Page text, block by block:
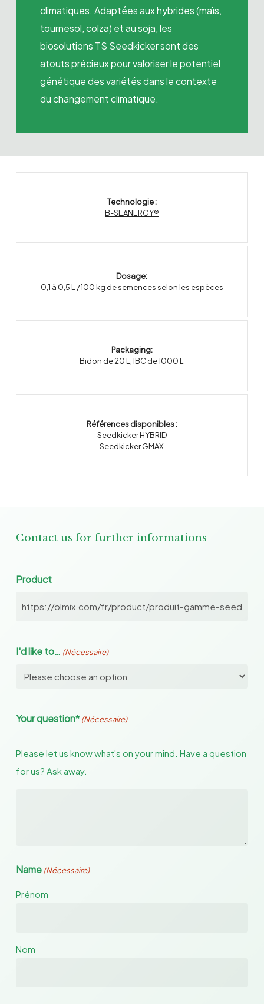
climatiques. Adaptées aux hybrides (maïs,
tournesol, colza) et au soja, les
biosolutions TS Seedkicker sont des
atouts précieux pour valoriser le potentiel
génétique des variétés dans le contexte
du changement climatique.
Technologie :
B-SEANERGY®
Dosage:
0,1 à 0,5 L / 100 kg de semences selon les espèces
Packaging:
Bidon de 20 L,IBC de 1000 L
Références disponibles :
Seedkicker HYBRID
Seedkicker GMAX
Contact us for further informations
Product
I'd like to… (Nécessaire)
Your question* (Nécessaire)
Please let us know what's on your mind. Have a question
for us? Ask away.
Name (Nécessaire)
Prénom
Nom